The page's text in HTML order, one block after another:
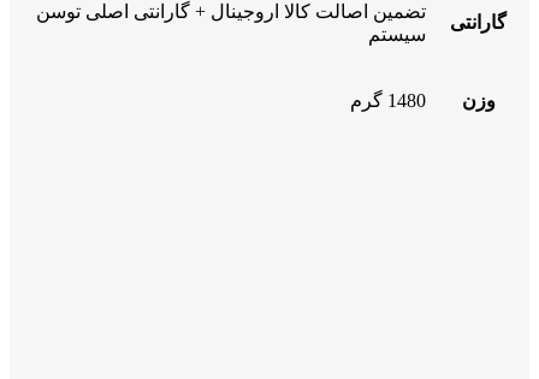
گارانتی
تضمین اصالت کالا اروجینال + گارانتی اصلی توسن
سیستم
وزن 1480 گرم